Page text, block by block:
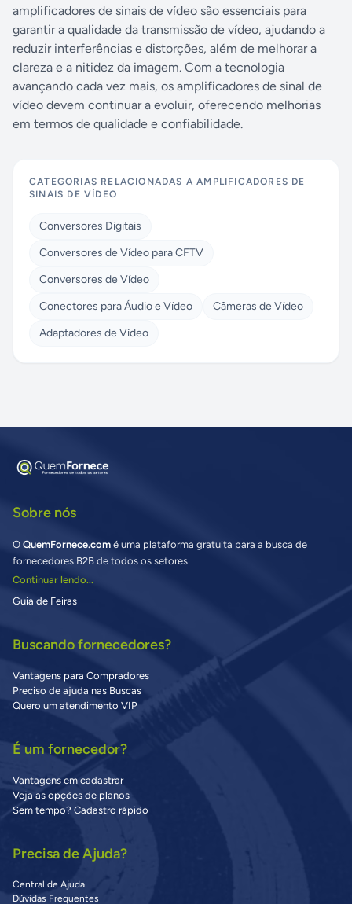
amplificadores de sinais de vídeo são essenciais para
garantir a qualidade da transmissão de vídeo, ajudando a
reduzir interferências e distorções, além de melhorar a
clareza e a nitidez da imagem. Com a tecnologia
avançando cada vez mais, os amplificadores de sinal de
vídeo devem continuar a evoluir, oferecendo melhorias
em termos de qualidade e confiabilidade.
CATEGORIAS RELACIONADAS AAMPLIFICADORES DE
SINAIS DE VÍDEO
Conversores Digitais
Conversores de Vídeo para CFTV
Conversores de Vídeo
Conectores para Áudio e Vídeo
Câmeras de Vídeo
Adaptadores de Vídeo
Sobre nós
O QuemFornece.com é uma plataforma gratuita para a busca de
fornecedores B2B de todos os setores.
Continuar lendo...
Guia de Feiras
Buscando fornecedores?
Vantagens para Compradores
Preciso de ajuda nas Buscas
Quero um atendimento VIP
É um fornecedor?
Vantagens em cadastrar
Veja as opções de planos
Sem tempo? Cadastro rápido
Precisa de Ajuda?
Central de Ajuda
Dúvidas Frequentes